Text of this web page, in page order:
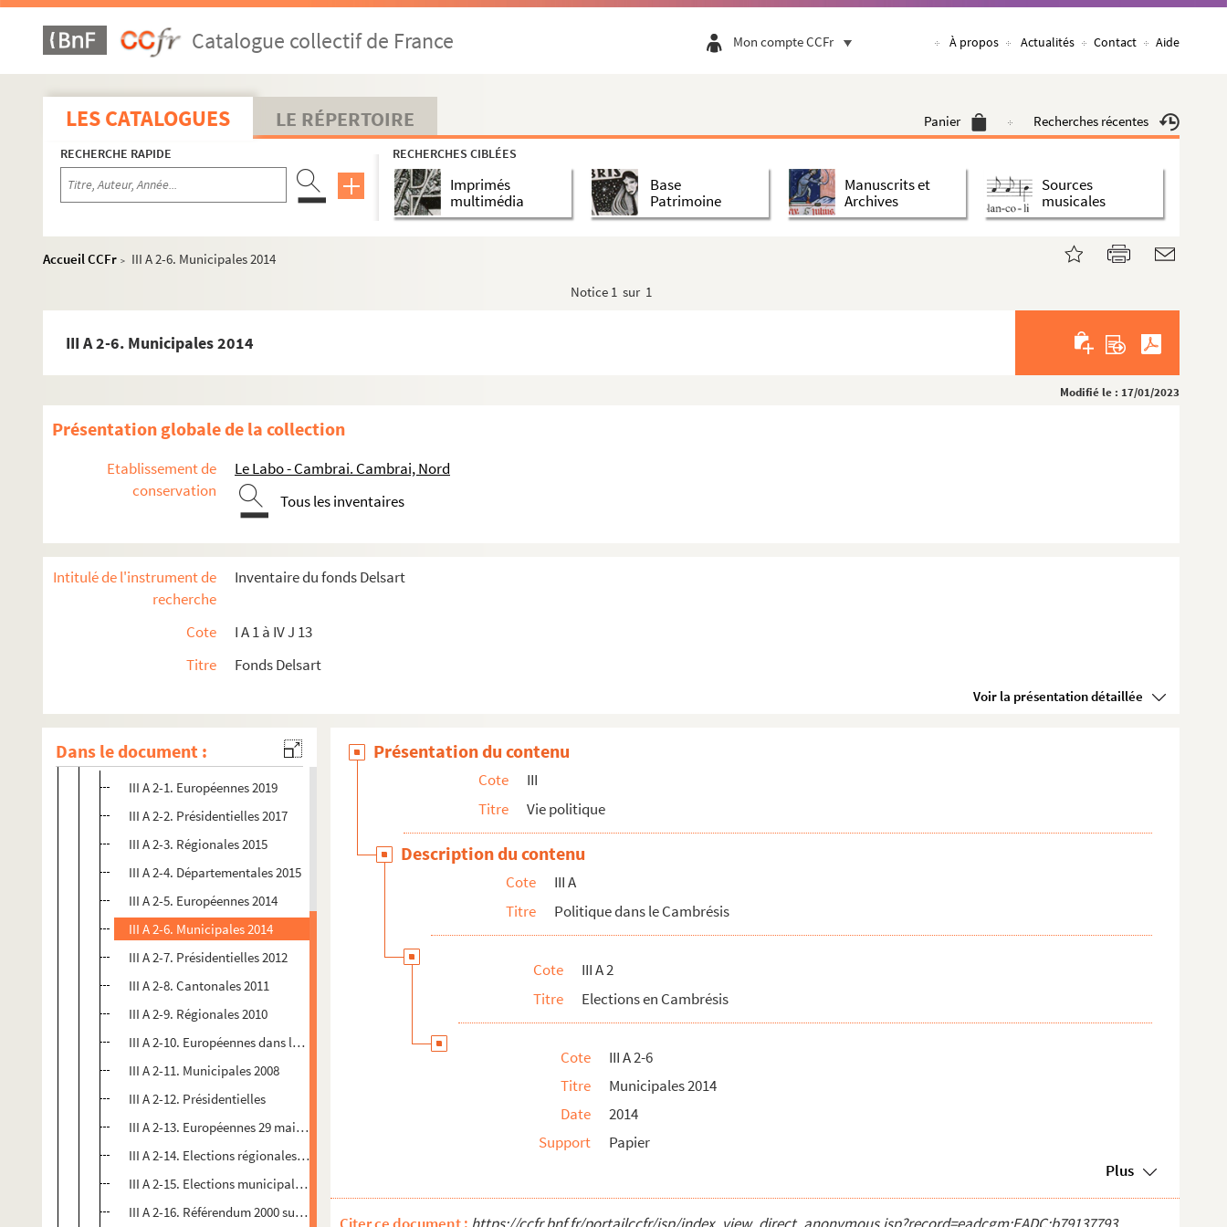
Catalogue collectif de France Mon compte CCFr À propos Actualités Contact Aide
LES CATALOGUES LE RÉPERTOIRE Panier Recherches récentes
RECHERCHE RAPIDE RECHERCHES CIBLÉES
Imprimés
multimédia
Base
Patrimoine
Manuscrits et
Archives
Sources
musicales
Accueil CCFr >
III A 2-6. Municipales 2014
Notice 1 sur 1
III A 2-6. Municipales 2014
Modifié le : 17/01/2023
Présentation globale de la collection
Etablissement de
conservation
Le Labo - Cambrai. Cambrai, Nord
Tous les inventaires
Intitulé de l'instrument de
recherche
Inventaire du fonds Delsart
Cote
I A 1 à IV J 13
Titre
Fonds Delsart
Voir la présentation détaillée
Dans le document :
I. Communes
III A 1. Dossier vie politique
III A 2. Elections en Cambrésis
III A 2-1. Européennes 2019
III A 2-2. Présidentielles 2017
III A 2-3. Régionales 2015
III A 2-4. Départementales 2015
III A 2-5. Européennes 2014
III A 2-6. Municipales 2014
III A 2-7. Présidentielles 2012
III A 2-8. Cantonales 2011
III A 2-9. Régionales 2010
III A 2-10. Européennes dans le Cambrésis
III A 2-11. Municipales 2008
III A 2-12. Présidentielles
III A 2-13. Européennes 29 mai 2005 constitution européenne
III A 2-14. Elections régionales cantonales en Cambrésis mars 2004
III A 2-15. Elections municipales mars 2008
III A 2-16. Référendum 2000 sur le quinquennat
Présentation du contenu
Cote
III
Titre
Vie politique
Description du contenu
Cote
III A
Titre
Politique dans le Cambrésis
Cote
III A 2
Titre
Elections en Cambrésis
Cote
III A 2-6
Titre
Municipales 2014
Date
2014
Support
Papier
Plus